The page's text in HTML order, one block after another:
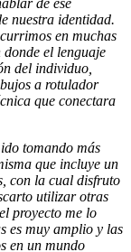
de ese
nuestra identidad.
en muchas
donde el lenguaje
del individuo,
a rotulador
que conectara
tomando más
que incluye un
con la cual disfruto
utilizar otras
proyecto me lo
es muy amplio y las
en un mundo